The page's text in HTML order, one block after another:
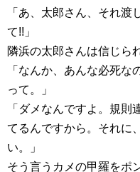
「あ、太郎さん、それ渡
て!!」
隣浜の太郎さんは信じら
「なんか、あんな必死
って。」
「ダメなんですよ。規則
てるんですから。それに
い。」
そう言うカメの甲羅をポ